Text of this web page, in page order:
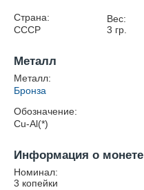
Страна:
СССР
Вес:
3 гр.
Металл
Металл:
Бронза
Обозначение:
Cu-Al(*)
Информация о монете
Номинал:
3 копейки